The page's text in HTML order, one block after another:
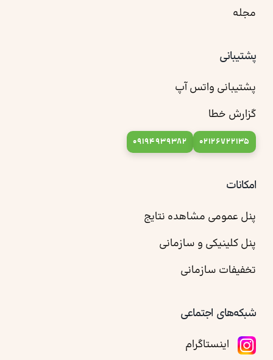
مجله
پشتیبانی
پشتیبانی واتس آپ
گزارش خطا
02126722135
09194939382
امکانات
پنل عمومی مشاهده نتایج
پنل کلینیکی و سازمانی
تخفیفات سازمانی
شبکه‌های اجتماعی
اینستاگرام